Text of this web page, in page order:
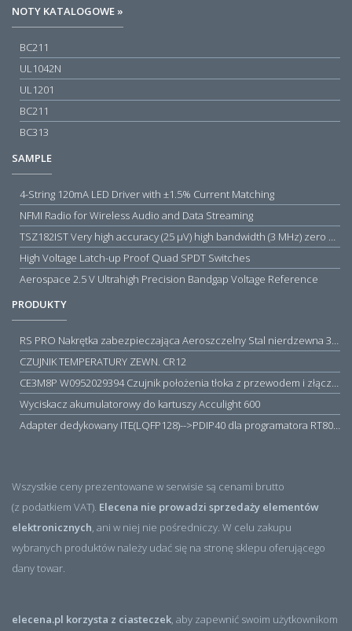
NOTY KATALOGOWE »
BC211
UL1042N
UL1201
BC211
BC313
SAMPLE
4-String 120mA LED Driver with ±1.5% Current Matching
NFMI Radio for Wireless Audio and Data Streaming
TSZ182IST Very high accuracy (25 µV) high bandwidth (3 MHz) zero drift 5 V operational amplifiers
High Voltage Latch-up Proof Quad SPDT Switches
Aerospace 2.5 V Ultrahigh Precision Bandgap Voltage Reference
PRODUKTY
RS PRO Nakrętka zabezpieczająca Aeroszczelny Stal nierdzewna 316 Zwykłe
CZUJNIK TEMPERATURY ZEWN. CR12
CE3M8P W0952029394 Czujnik położenia tłoka z przewodem i złączem M8, PNP NO, 10...30VDC, 100mA, METALWORK, METAL WORK jak MZT1-0
Wyciskacz akumulatorowy do kartuszy Acculight 600
Adapter dedykowany ITE(LQFP128)-->PDIP40 dla programatora RT809H/RT809F (simple)
Wszystkie ceny prezentowane w serwisie są cenami brutto
(z podatkiem VAT). Elecena nie prowadzi sprzedaży elementów
elektronicznych , ani w niej nie pośredniczy. W celu zakupu
wybranych produktów należy udać się na stronę sklepu oferującego
dany towar.
elecena.pl korzysta z ciasteczek , aby zapewnić swoim użytkownikom